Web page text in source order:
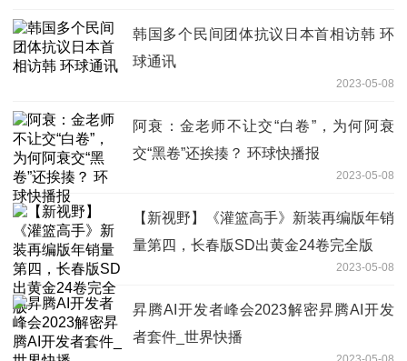
韩国多个民间团体抗议日本首相访韩 环
球通讯
2023-05-08
阿衰：金老师不让交“白卷”，为何阿衰
交“黑卷”还挨揍？ 环球快播报
2023-05-08
【新视野】《灌篮高手》新装再编版年销
量第四，长春版SD出黄金24卷完全版
2023-05-08
昇腾AI开发者峰会2023解密昇腾AI开发
者套件_世界快播